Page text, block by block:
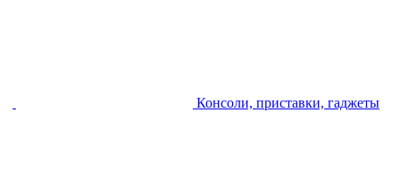
Консоли, приставки, гаджеты